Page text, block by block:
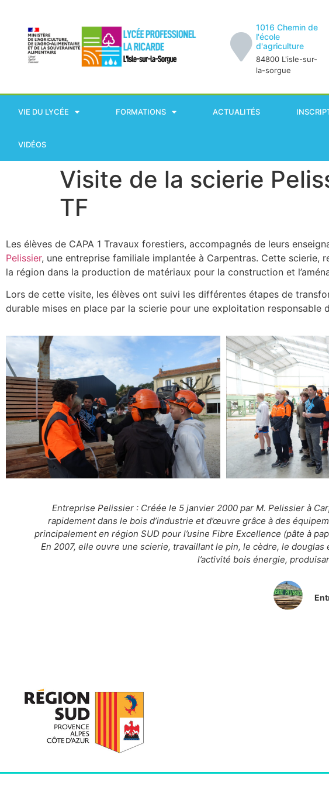
1016 Chemin de
l'école
d'agriculture
84800 L'isle-sur-
la-sorgue
VIE DU LYCÉE FORMATIONS ACTUALITÉS
VIDÉOS
Visite de la scierie
TF
Les élèves de CAPA 1 Travaux forestiers, accompagnés de leurs
Pelissier, une entreprise familiale implantée à Carpentras. Cette
la région dans la production de matériaux pour la construction et
Lors de cette visite, les élèves ont suivi les différentes étapes de
durable mises en place par la scierie pour une exploitation responsable
Entreprise Pelissier : Créée le 5 janvier 2000 par M. Pelissier à
rapidement dans le bois d’industrie et d’œuvre grâce à des
principalement en région SUD pour l’usine Fibre Excellence (pâte à
En 2007, elle ouvre une scierie, travaillant le pin, le cèdre, le
l’activité bois énergie,